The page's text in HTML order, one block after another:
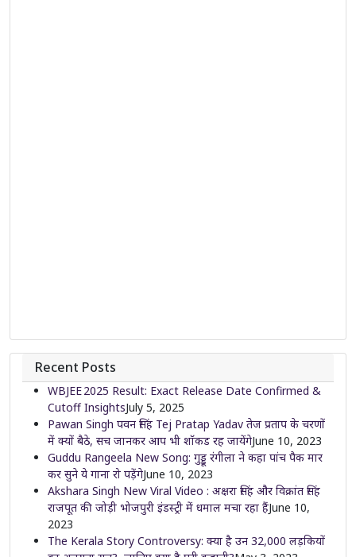
Recent Posts
WBJEE 2025 Result: Exact Release Date Confirmed &
Cutoff InsightsJuly 5, 2025
Pawan Singh पवन सिंह Tej Pratap Yadav तेज प्रताप के चरणों
में क्यों बैठे, सच जानकर आप भी शॉकड रह जायेंगेJune 10, 2023
Guddu Rangeela New Song: गुड्डू रंगीला ने कहा पांच पैक मार
कर सुने ये गाना रो पड़ेंगेJune 10, 2023
Akshara Singh New Viral Video : अक्षरा सिंह और विक्रांत सिंह
राजपूत की जोड़ी भोजपुरी इंडस्ट्री में धमाल मचा रहा हैंJune 10,
2023
The Kerala Story Controversy: क्या है उन 32,000 लड़कियों